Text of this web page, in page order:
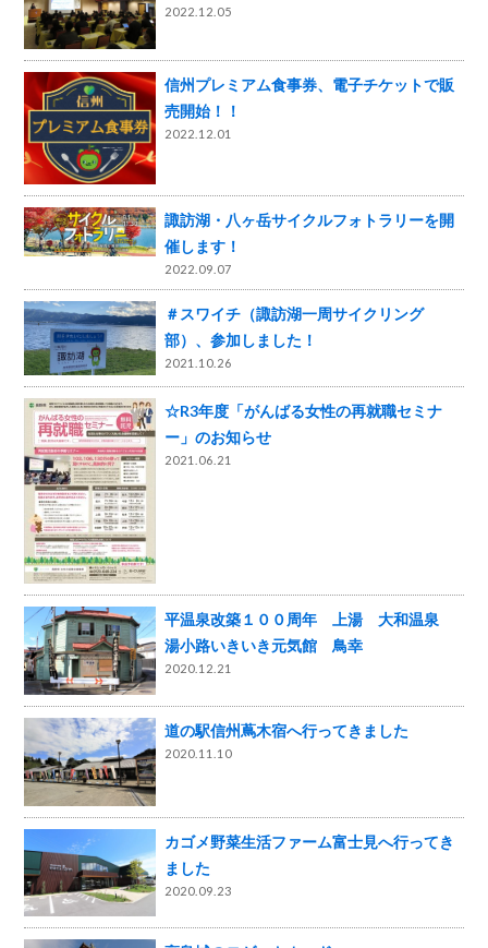
2022.12.05
信州プレミアム食事券、電子チケットで販
売開始！！
2022.12.01
諏訪湖・八ヶ岳サイクルフォトラリーを開
催します！
2022.09.07
＃スワイチ（諏訪湖一周サイクリング
部）、参加しました！
2021.10.26
☆R3年度「がんばる女性の再就職セミナ
ー」のお知らせ
2021.06.21
平温泉改築１００周年 上湯 大和温泉
湯小路いきいき元気館 鳥幸
2020.12.21
道の駅信州蔦木宿へ行ってきました
2020.11.10
カゴメ野菜生活ファーム富士見へ行ってき
ました
2020.09.23